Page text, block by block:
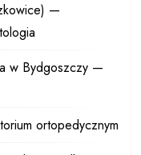
—
w Bydgoszczy —
ortopedycznym